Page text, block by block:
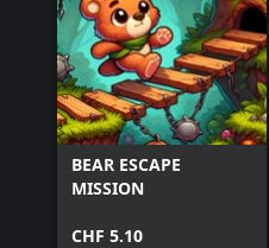
BEAR ESCAPE
MISSION
CHF 5.10